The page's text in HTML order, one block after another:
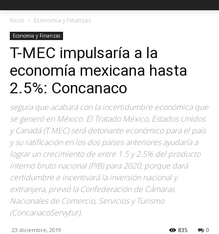
Inicio Economia y Finanzas
Economia y Finanzas
T-MEC impulsaría a la
economía mexicana hasta
2.5%: Concanaco
segura que acabará con la incertidumbre económica que
se generó en México. El Tratado México, Estados Unidos
y Canadá (T MEC) será detonante económico para el país
y su ratificación en los dos países anteriores ayudaría a
lograr un crecimiento de entre 1.5 y 2.5% del producto
interno bruto nacional (PIB) para 2020, porque dará
certidumbre e incentivará la inversión nacional y
extranjera, previó la Confederación de Cámaras
Nacionales de Comercio, Servicios y Turismo
(ConcanacoServytur).
23 diciembre, 2019 0
835